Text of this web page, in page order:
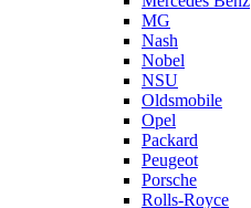
MG
Nash
Nobel
NSU
Oldsmobile
Opel
Packard
Peugeot
Porsche
Rolls-Royce